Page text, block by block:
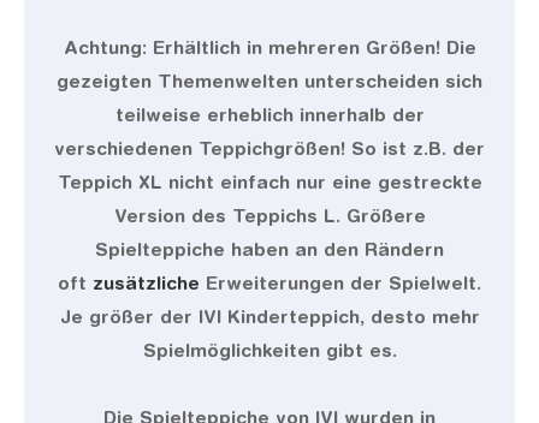
Achtung: Erhältlich in mehreren Größen! Die
gezeigten Themenwelten unterscheiden sich
teilweise erheblich innerhalb der
verschiedenen Teppichgrößen! So ist z.B. der
Teppich XL nicht einfach nur eine gestreckte
Version des Teppichs L. Größere
Spielteppiche haben an den Rändern
oft zusätzliche Erweiterungen der Spielwelt.
Je größer der IVI Kinderteppich, desto mehr
Spielmöglichkeiten gibt es.